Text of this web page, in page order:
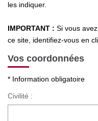
les indiquer.
IMPORTANT : Si vous
ce site, identifiez-vous en
Vos coordonnées
* Information obligatoire
Civilité :